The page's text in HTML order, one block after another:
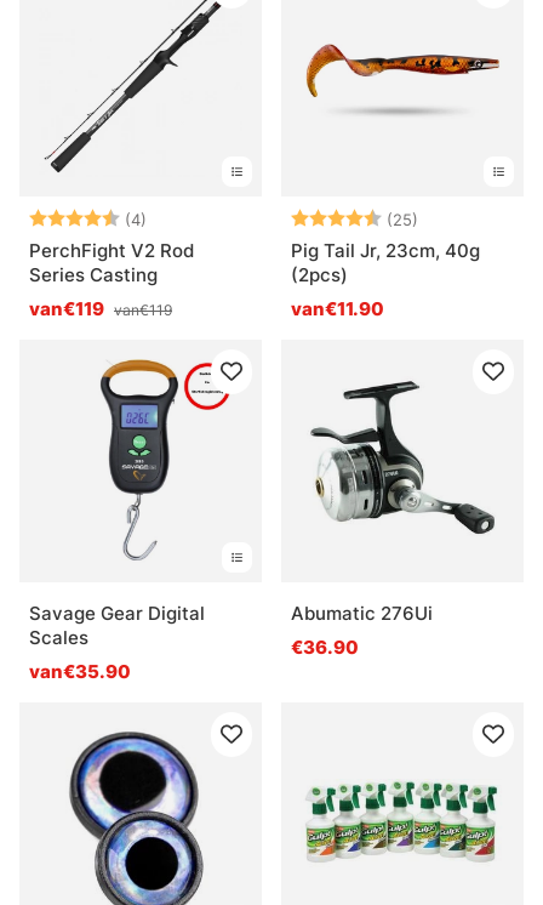
Beoordeling:
(4)
PerchFight V2 Rod
Series Casting
van€119 van€119
Beoordeling:
(25)
Pig Tail Jr, 23cm, 40g
(2pcs)
van€11.90
Savage Gear Digital
Scales
van€35.90
Abumatic 276Ui
€36.90